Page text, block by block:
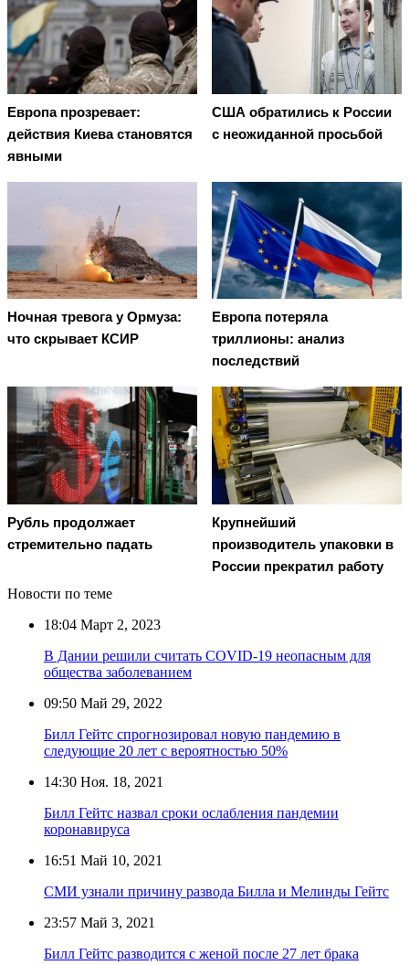
Европа прозревает:
действия Киева становятся
явными
США обратились к России
с неожиданной просьбой
Ночная тревога у Ормуза:
что скрывает КСИР
Европа потеряла
триллионы: анализ
последствий
Рубль продолжает
стремительно падать
Крупнейший
производитель упаковки в
России прекратил работу
Новости по теме
18:04 Март 2, 2023
В Дании решили считать COVID-19 неопасным для
общества заболеванием
09:50 Май 29, 2022
Билл Гейтс спрогнозировал новую пандемию в
следующие 20 лет с вероятностью 50%
14:30 Ноя. 18, 2021
Билл Гейтс назвал сроки ослабления пандемии
коронавируса
16:51 Май 10, 2021
СМИ узнали причину развода Билла и Мелинды Гейтс
23:57 Май 3, 2021
Билл Гейтс разводится с женой после 27 лет брака